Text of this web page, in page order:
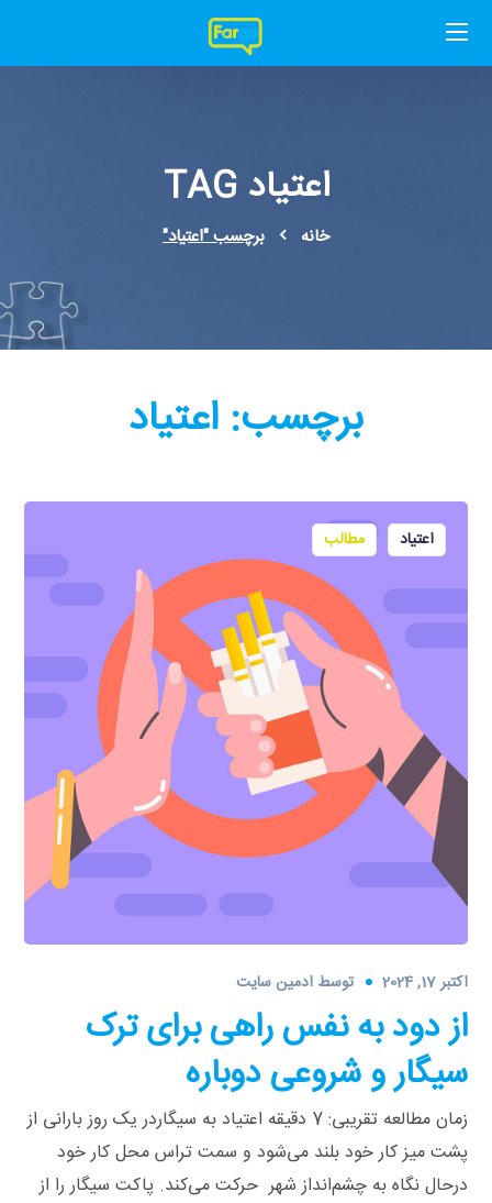
اعتیاد TAG
خانه برچسب "اعتیاد"
برچسب: اعتیاد
اعتیاد مطالب
اکتبر 17, 2024 توسطادمین سایت
از دود به نفس راهی برای ترک
سیگار و شروعی دوباره
زمان مطالعه تقریبی: 7 دقیقه اعتیاد به سیگاردر یک روز بارانی از
پشت میز کار خود بلند می‌شود و سمت تراس محل کار خود
درحال نگاه به چشم‌انداز شهر حرکت می‌کند. پاکت سیگار را از